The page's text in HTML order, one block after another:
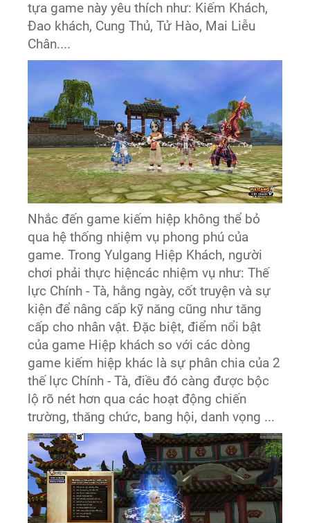
tựa game này yêu thích như: Kiếm Khách,
Đao khách, Cung Thủ, Tử Hào, Mai Liễu
Chân....
Nhắc đến game kiếm hiệp không thể bỏ
qua hệ thống nhiệm vụ phong phú của
game. Trong Yulgang Hiệp Khách, người
chơi phải thực hiệncác nhiệm vụ như: Thế
lực Chính - Tà, hằng ngày, cốt truyện và sự
kiện để nâng cấp kỹ năng cũng như tăng
cấp cho nhân vật. Đặc biệt, điểm nổi bật
của game Hiệp khách so với các dòng
game kiếm hiệp khác là sự phân chia của 2
thế lực Chính - Tà, điều đó càng được bộc
lộ rõ nét hơn qua các hoạt động chiến
trường, thăng chức, bang hội, danh vọng ...